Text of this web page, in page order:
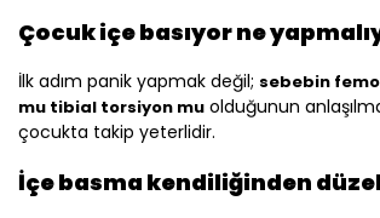
Çocuk içe basıyor ne
İlk adım panik yapmak değil; sebebin
mu tibial torsiyon mu olduğunun
çocukta takip yeterlidir.
İçe basma kendiliğinden